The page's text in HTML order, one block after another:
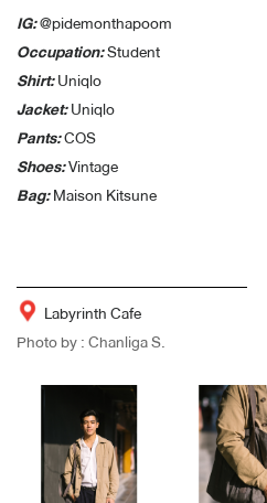
IG:@pidemonthapoom
Occupation:Student
Shirt:Uniqlo
Jacket:Uniqlo
Pants:COS
Shoes:Vintage
Bag:Maison Kitsune
Labyrinth Cafe
Photo by : Chanliga S.